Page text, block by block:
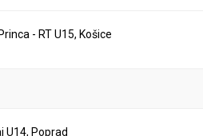
- RT U15, Košice
U14, Poprad